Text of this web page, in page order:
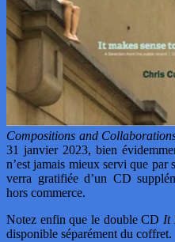
Compositions and
31 janvier 2023, bien
n’est jamais mieux servi que
verra gratifiée d’un CD
hors commerce.
Notez enfin que le double CD It
disponible séparément du coffret.